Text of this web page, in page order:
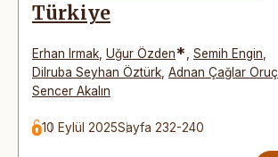
Türkiye
Erhan Irmak Uğur Özden* Semih Engin
Dilruba Seyhan Öztürk Adnan Çağlar Oruç
Sencer Akalın
10 Eylül 2025Sayfa 232-240